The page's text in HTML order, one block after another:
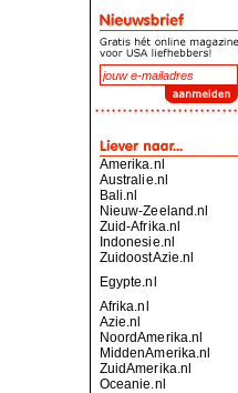
Amerika.nl
Australie.nl
Bali.nl
Nieuw-Zeeland.nl
Zuid-Afrika.nl
Indonesie.nl
ZuidoostAzie.nl
Egypte.nl
Afrika.nl
Azie.nl
NoordAmerika.nl
MiddenAmerika.nl
ZuidAmerika.nl
Oceanie.nl